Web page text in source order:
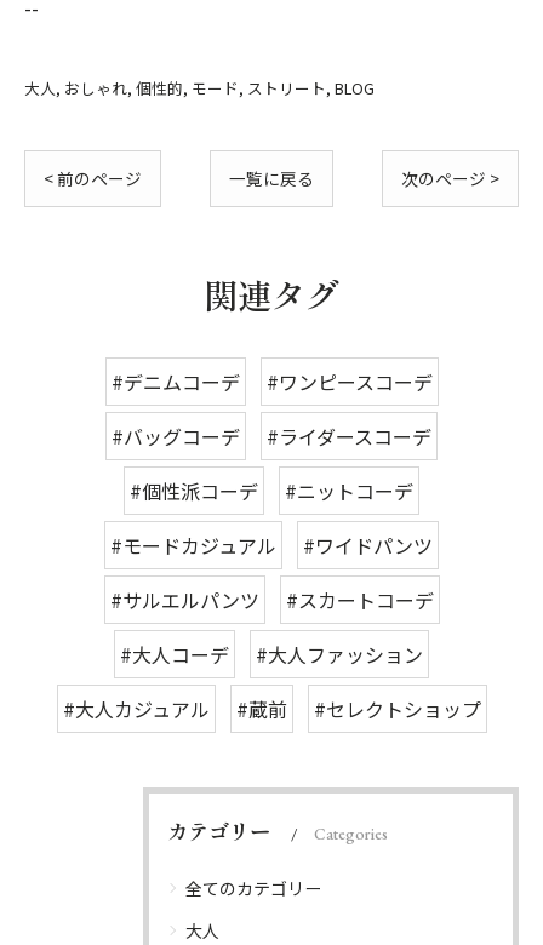
--
大人 おしゃれ 個性的 モード ストリート BLOG
< 前のページ 一覧に戻る 次のページ >
関連タグ
#デニムコーデ
#ワンピースコーデ
#バッグコーデ
#ライダースコーデ
#個性派コーデ
#ニットコーデ
#モードカジュアル
#ワイドパンツ
#サルエルパンツ
#スカートコーデ
#大人コーデ
#大人ファッション
#大人カジュアル
#蔵前 #セレクトショップ
カテゴリー Categories
全てのカテゴリー
大人